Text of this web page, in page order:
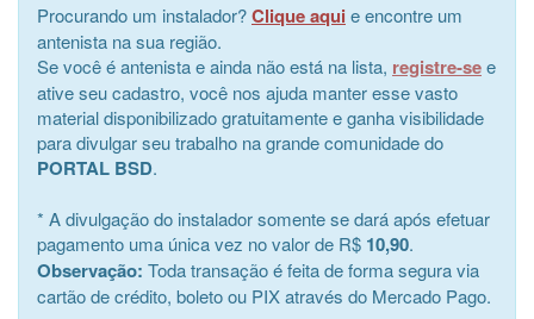
Procurando um instalador?Clique aqui e encontre um
antenista na sua região.
Se você é antenista e ainda não está na lista, registre-see
ative seu cadastro, você nos ajuda manter esse vasto
material disponibilizado gratuitamente e ganha visibilidade
para divulgar seu trabalho na grande comunidade do
PORTAL BSD.
* A divulgação do instalador somente se dará após efetuar
pagamento uma única vez no valor de R$ 10,90.
Observação: Toda transação é feita de forma segura via
cartão de crédito, boleto ou PIX através do Mercado Pago.